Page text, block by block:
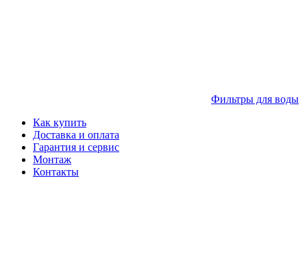
Фильтры для воды
Как купить
Доставка и оплата
Гарантия и сервис
Монтаж
Контакты